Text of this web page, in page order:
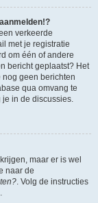
verkeerde
met je registratie
om één of andere
bericht geplaatst? Het
geen berichten
qua omvang te
in de discussies.
maar er is wel
naar de
. Volg de instructies